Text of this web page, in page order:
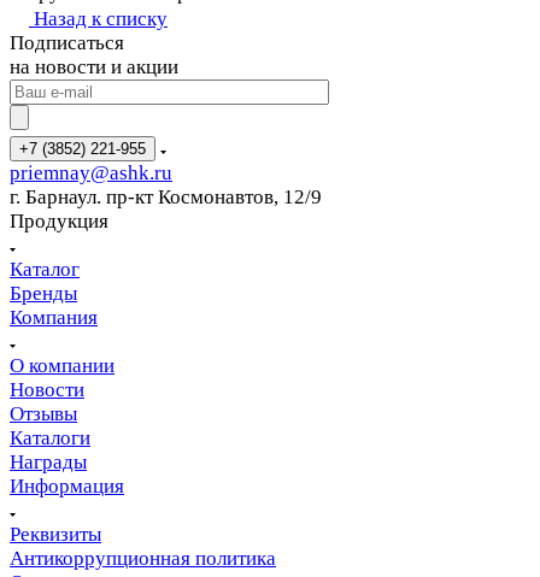
Назад к списку
Подписаться
на новости и акции
+7 (3852) 221-955
priemnay@ashk.ru
г. Барнаул. пр-кт Космонавтов, 12/9
Продукция
Каталог
Бренды
Компания
О компании
Новости
Отзывы
Каталоги
Награды
Информация
Реквизиты
Антикоррупционная политика